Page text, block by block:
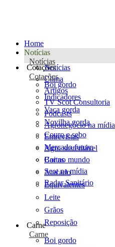
Home
Notícias
Notícias
Notícias
Clima
Artigos
TV Scot Consultoria
Podcasts
Agronegócio na mídia
Entrevistas
Agro sustentável
Cartas
Scot na mídia
Radar Sanitário
Cotações
Cotações
Boi gordo
Indicadores
Vaca gorda
Novilha gorda
Couro e sebo
Mercado futuro
Boi no mundo
Atacado
Equivalentes
Leite
Grãos
Reposição
Carne
Carne
Boi gordo